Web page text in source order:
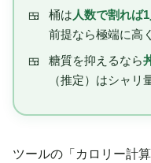
桶は人数で割れば
前提なら極端に高
糖質を抑えるなら
（推定）はシャリ
ツールの「カロリー計